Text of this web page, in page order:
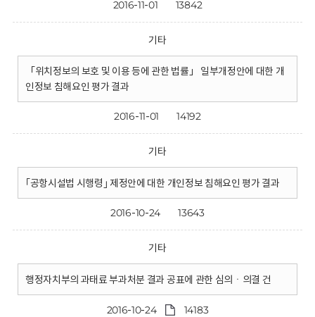
2016-11-01 13842
기타
「위치정보의 보호 및 이용 등에 관한 법률」 일부개정안에 대한 개
인정보 침해요인 평가 결과
2016-11-01 14192
기타
｢공항시설법 시행령｣ 제정안에 대한 개인정보 침해요인 평가 결과
2016-10-24 13643
기타
행정자치부의 과태료 부과처분 결과 공표에 관한 심의ㆍ의결 건
2016-10-24 14183